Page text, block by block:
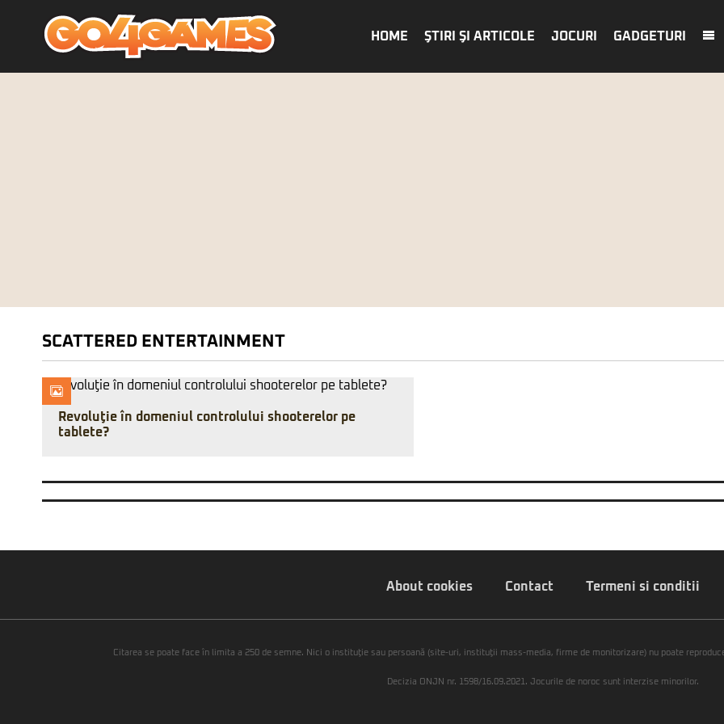
HOME ŞTIRI ŞI ARTICOLE JOCURI GADGETURI
SCATTERED ENTERTAINMENT
Revoluţie în domeniul controlului shooterelor pe
tablete?
About cookies Contact Termeni si conditii
Citarea se poate face în limita a 250 de semne. Nici o instituţie sau persoană (site-uri, instituţii mass-media, firme de monitorizare) nu poate
Decizia ONJN nr. 1598/16.09.2021. Jocurile de noroc sunt interzise minorilor.